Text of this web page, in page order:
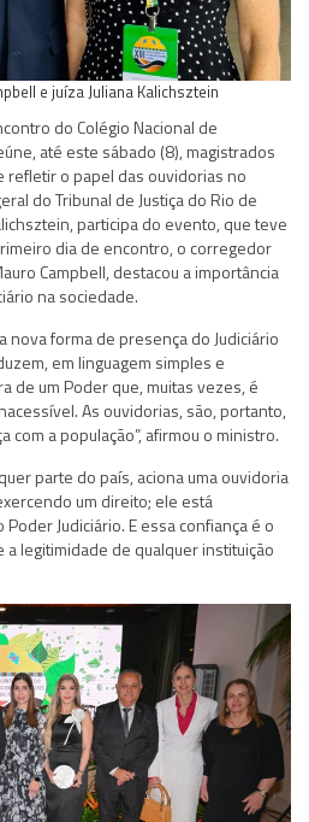
e juíza Juliana Kalichsztein
do Colégio Nacional de
até este sábado (8), magistrados
refletir o papel das ouvidorias no
do Tribunal de Justiça do Rio de
participa do evento, que teve
dia de encontro, o corregedor
Campbell, destacou a importância
na sociedade.
nova forma de presença do Judiciário
em linguagem simples e
de um Poder que, muitas vezes, é
As ouvidorias, são, portanto,
com a população”, afirmou o ministro.
parte do país, aciona uma ouvidoria
um direito; ele está
Judiciário. E essa confiança é o
legitimidade de qualquer instituição